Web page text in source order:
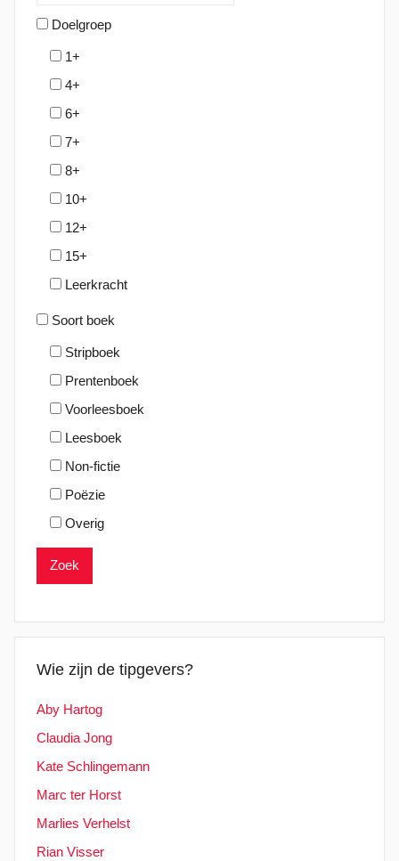
Doelgroep
1+
4+
6+
7+
8+
10+
12+
15+
Leerkracht
Soort boek
Stripboek
Prentenboek
Voorleesboek
Leesboek
Non-fictie
Poëzie
Overig
Wie zijn de tipgevers?
Aby Hartog
Claudia Jong
Kate Schlingemann
Marc ter Horst
Marlies Verhelst
Rian Visser